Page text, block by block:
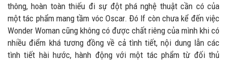
thông, hoàn toàn thiếu đi sự đột phá nghệ thuật cần có của
một tác phẩm mang tầm vóc Oscar. Đó lf còn chưa kể đến việc
Wonder Woman cũng không có được chất riêng của mình khi có
nhiều điểm khá tương đồng về cả tình tiết, nội dung lẫn các
tình tiết hài hước, hành động với một tác phẩm từ đối thủ